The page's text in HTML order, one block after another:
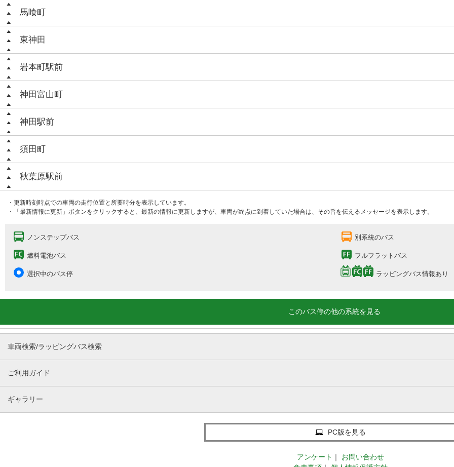
馬喰町
東神田
岩本町駅前
神田富山町
神田駅前
須田町
秋葉原駅前
・更新時刻時点での車両の走行位置と所要時分を表示しています。
・「最新情報に更新」ボタンをクリックすると、最新の情報に更新しますが、車両が終点に到着していた場合は、その旨を伝えるメッセージを表示します。
ノンステップバス 別系統のバス
燃料電池バス フルフラットバス
選択中のバス停 ラッピングバス情報あり
このバス停の他の系統を見る
車両検索/ラッピングバス検索
ご利用ガイド
ギャラリー
PC版を見る
アンケート ｜
お問い合わせ